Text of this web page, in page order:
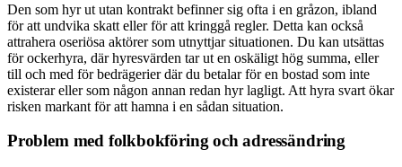
Den som hyr ut utan kontrakt befinner sig ofta i en gråzon, ibland
för att undvika skatt eller för att kringgå regler. Detta kan också
attrahera oseriösa aktörer som utnyttjar situationen. Du kan utsättas
för ockerhyra, där hyresvärden tar ut en oskäligt hög summa, eller
till och med för bedrägerier där du betalar för en bostad som inte
existerar eller som någon annan redan hyr lagligt. Att hyra svart ökar
risken markant för att hamna i en sådan situation.
Problem med folkbokföring och adressändring